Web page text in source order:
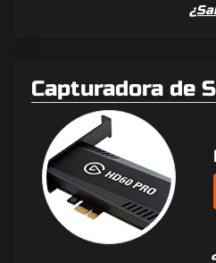
Capturadora de